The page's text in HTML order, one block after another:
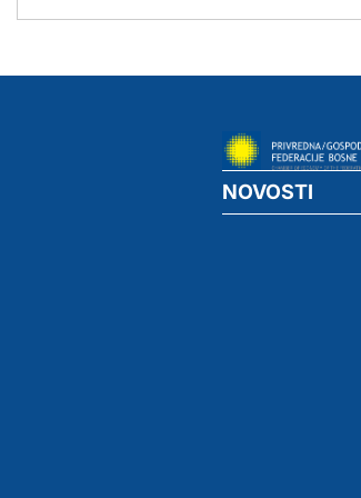
NOVOSTI